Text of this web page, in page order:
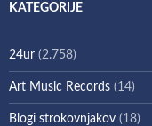
KATEGORIJE
24ur (2.758)
Art Music Records (14)
Blogi strokovnjakov (18)